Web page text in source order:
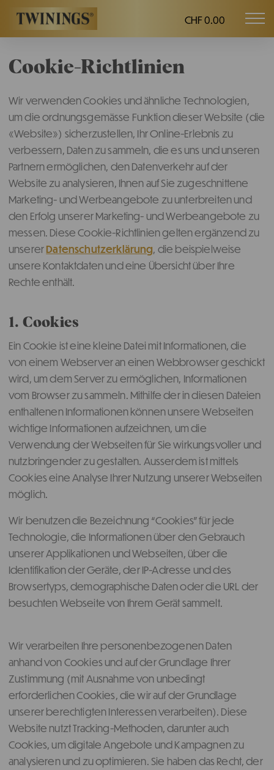
Twinings.ch
CHF 0.00
Cookie-Richtlinien
Wir verwenden Cookies und ähnliche Technologien,
um die ordnungsgemässe Funktion dieser Website (die
«Website») sicherzustellen, Ihr Online-Erlebnis zu
verbessern, Daten zu sammeln, die es uns und unseren
Partnern ermöglichen, den Datenverkehr auf der
Website zu analysieren, Ihnen auf Sie zugeschnittene
Marketing- und Werbeangebote zu unterbreiten und
den Erfolg unserer Marketing- und Werbeangebote zu
messen. Diese Cookie-Richtlinien gelten ergänzend zu
unsererDatenschutzerklärung, die beispielweise
unsere Kontaktdaten und eine Übersicht über Ihre
Rechte enthält.
1. Cookies
Ein Cookie ist eine kleine Datei mit Informationen, die
von einem Webserver an einen Webbrowser geschickt
wird, um dem Server zu ermöglichen, Informationen
vom Browser zu sammeln. Mithilfe der in diesen Dateien
enthaltenen Informationen können unsere Webseiten
wichtige Informationen aufzeichnen, um die
Verwendung der Webseiten für Sie wirkungsvoller und
nutzbringender zu gestalten. Ausserdem ist mittels
Cookies eine Analyse Ihrer Nutzung unserer Webseiten
möglich.
Wir benutzen die Bezeichnung “Cookies” für jede
Technologie, die Informationen über den Gebrauch
unserer Applikationen und Webseiten, über die
Identifikation der Geräte, der IP-Adresse und des
Browsertyps, demographische Daten oder die URL der
besuchten Webseite von Ihrem Gerät sammelt.
Wir verarbeiten Ihre personenbezogenen Daten
anhand von Cookies und auf der Grundlage Ihrer
Zustimmung (mit Ausnahme von unbedingt
erforderlichen Cookies, die wir auf der Grundlage
unserer berechtigten Interessen verarbeiten). Diese
Website nutzt Tracking-Methoden, darunter auch
Cookies, um digitale Angebote und Kampagnen zu
analysieren und zu optimieren. Sie haben das Recht, der